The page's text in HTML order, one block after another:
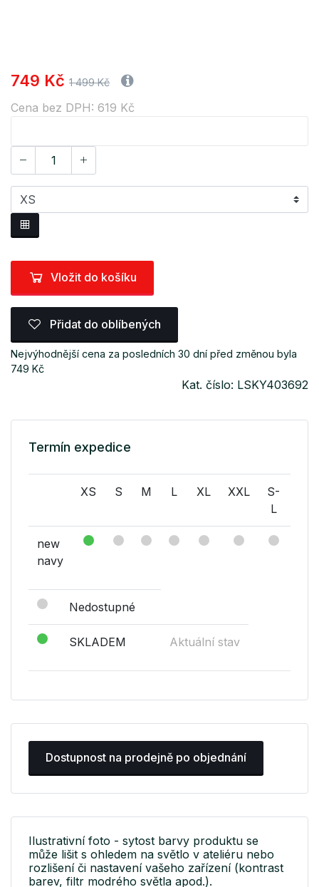
749 Kč 1 499 Kč
Cena bez DPH: 619 Kč
Vložit do košíku
Přidat do oblíbených
Nejvýhodnější cena za posledních 30 dní před změnou byla
749 Kč
Kat. číslo: LSKY403692
Termín expedice
XS S M L XL XXL
S-
L
new
navy
Nedostupné
SKLADEM Aktuální stav
Dostupnost na prodejně po objednání
Ilustrativní foto - sytost barvy produktu se
může lišit s ohledem na světlo v ateliéru nebo
rozlišení či nastavení vašeho zařízení (kontrast
barev, filtr modrého světla apod.).